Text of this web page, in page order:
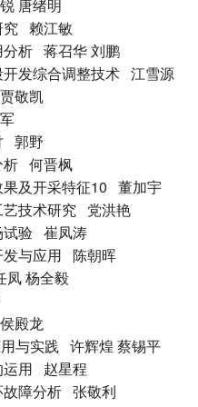
唐绪明
究 赖江敏
分析 蒋召华 刘鹏
发综合调整技术 江雪源
敬凯
郭野
析 何晋枫
果及开采特征10 董加宇
艺技术研究 党洪艳
试验 崔凤涛
发与应用 陈朝晖
凤 杨全毅
殿龙
与实践 许辉煌 蔡锡平
运用 赵星程
故障分析 张敬利